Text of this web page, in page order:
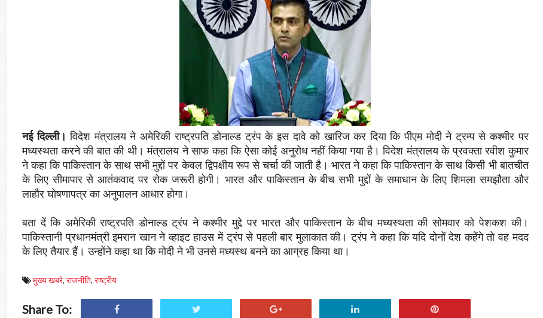
नई दिल्ली।विदेश मंत्रालय ने अमेरिकी राष्ट्रपति डोनाल्ड ट्रंप के इस दावे को खारिज कर दिया कि पीएम मोदी ने ट्रम्प से कश्मीर पर
मध्यस्थता करने की बात की थी। मंत्रालय ने साफ कहा कि ऐसा कोई अनुरोध नहीं किया गया है। विदेश मंत्रालय के प्रवक्ता रवीश कुमार
ने कहा कि पाकिस्तान के साथ सभी मुद्दों पर केवल द्विपक्षीय रूप से चर्चा की जाती है। भारत ने कहा कि पाकिस्तान के साथ किसी भी बातचीत
के लिए सीमापार से आतंकवाद पर रोक जरूरी होगी। भारत और पाकिस्तान के बीच सभी मुद्दों के समाधान के लिए शिमला समझौता और
लाहौर घोषणापत्र का अनुपालन आधार होगा।
बता दें कि अमेरिकी राष्ट्रपति डोनाल्ड ट्रंप ने कश्मीर मुद्दे पर भारत और पाकिस्तान के बीच मध्यस्थता की सोमवार को पेशकश की।
पाकिस्तानी प्रधानमंत्री इमरान खान ने व्हाइट हाउस में ट्रंप से पहली बार मुलाकात की। ट्रंप ने कहा कि यदि दोनों देश कहेंगे तो वह मदद
के लिए तैयार हैं। उन्होंने कहा था कि मोदी ने भी उनसे मध्यस्थ बनने का आग्रह किया था।
मुख्य खबरे, राजनीति, राष्ट्रीय
Share To: